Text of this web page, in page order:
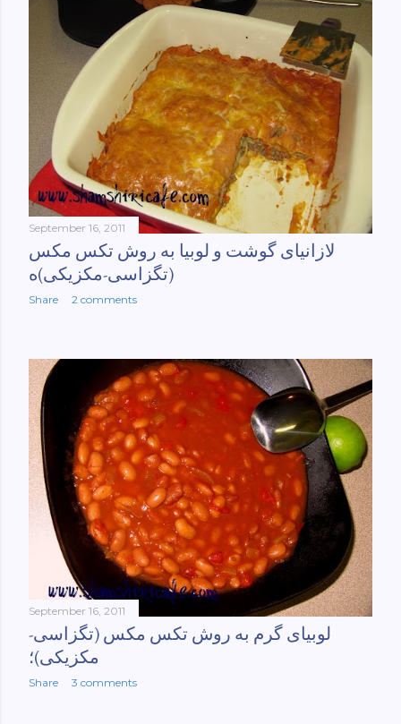
September 16, 2011
لازانیای گوشت و لوبیا به روش تکس مکس
(تگزاسی-مکزیکی)ه
Share 2 comments
September 16, 2011
لوبیای گرم به روش تکس مکس (تگزاسی-
مکزیکی)؛
Share 3 comments